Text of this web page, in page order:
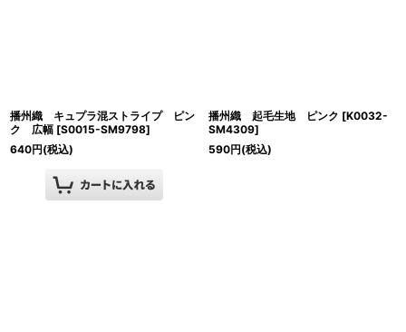
播州織 キュプラ混ストライプ ピン
ク 広幅 [S0015-SM9798]
640円(税込)
播州織 起毛生地 ピンク [K0032-
SM4309]
590円(税込)